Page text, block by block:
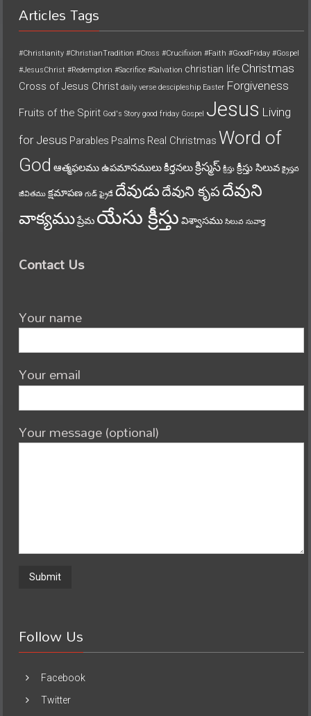
Articles Tags
#Christianity #ChristianTradition #Cross #Crucifixion #Faith #GoodFriday #Gospel
#JesusChrist #Redemption #Sacrifice #Salvation christian life Christmas
Cross of Jesus Christ daily verse descipleship Easter Forgiveness
Fruits of the Spirit God's Story good friday Gospel Jesus Living
for Jesus Parables Psalms Real Christmas Word of
God ఆత్మఫలముఉపమానములుకీర్తనలుక్రిస్మస్ క్రీస్తు క్రీస్తు సిలువ క్రైస్తవ
జీవితము క్షమాపణ గుడ్ ఫ్రైడే దేవుడుదేవుని కృపదేవుని
వాక్యముప్రేమ యేసు క్రీస్తు విశ్వాసము సిలువ సువార్త
Contact Us
Your name
Your email
Your message (optional)
Follow Us
Facebook
Twitter